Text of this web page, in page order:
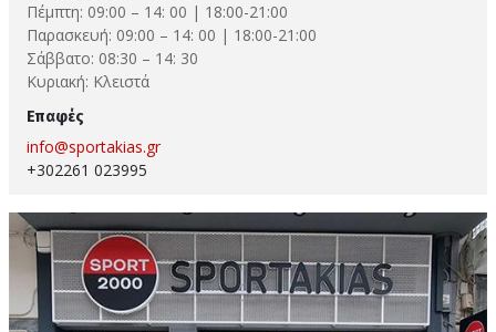
Πέμπτη: 09:00 – 14: 00 | 18:00-21:00
Παρασκευή: 09:00 – 14: 00 | 18:00-21:00
Σάββατο: 08:30 – 14: 30
Κυριακή: Κλειστά
Επαφές
info@sportakias.gr
+302261 023995